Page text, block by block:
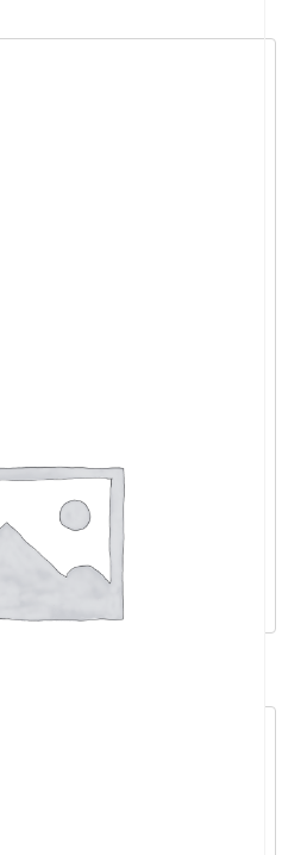
– WHCH520L.CE7
€ 34,31 €
u košaricu